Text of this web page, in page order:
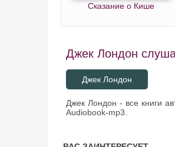
Сказание о Кише
Джек Лондон
Джек Лондон
Джек Лондон - все книги
Audiobook-mp3.